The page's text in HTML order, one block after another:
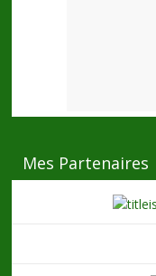
Mes Partenaires